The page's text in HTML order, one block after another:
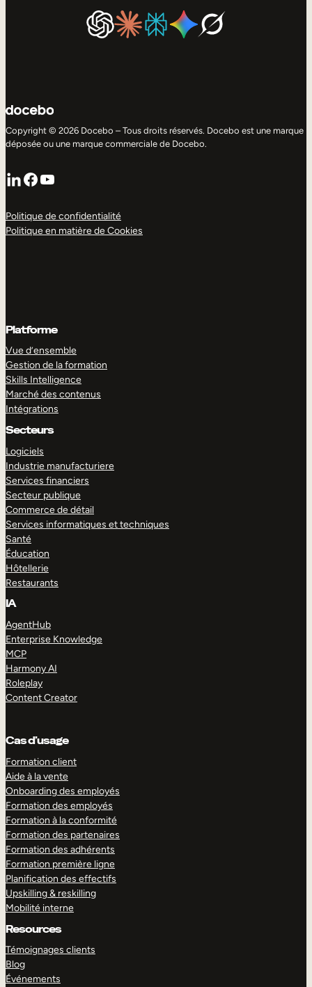
Copyright © 2026 Docebo – Tous droits réservés. Docebo est une marque
déposée ou une marque commerciale de Docebo.
LinkedIn
Facebook
YouTube
Politique de confidentialité
Politique en matière de Cookies
Platforme
Vue d’ensemble
Gestion de la formation
Skills Intelligence
Marché des contenus
Intégrations
Secteurs
Logiciels
Industrie manufacturiere
Services financiers
Secteur publique
Commerce de détail
Services informatiques et techniques
Santé
Éducation
Hôtellerie
Restaurants
IA
AgentHub
Enterprise Knowledge
MCP
Harmony AI
Roleplay
Content Creator
Cas d’usage
Formation client
Aide à la vente
Onboarding des employés
Formation des employés
Formation à la conformité
Formation des partenaires
Formation des adhérents
Formation première ligne
Planification des effectifs
Upskilling & reskilling
Mobilité interne
Resources
Témoignages clients
Blog
Événements